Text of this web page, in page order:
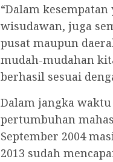
“Dalam
wisudawan, juga
pusat maupun
mudah-mudahan
berhasil sesuai
Dalam jangka
pertumbuhan
September 2004
2013 sudah